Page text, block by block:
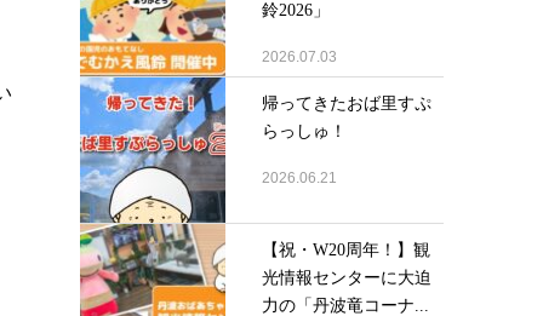
鈴2026」
2026.07.03
帰ってきたおば里すぷ
らっしゅ！
2026.06.21
【祝・W20周年！】観
光情報センターに大迫
力の「丹波竜コーナ...